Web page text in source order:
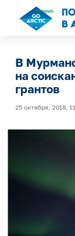
В
на
грантов
25 октября, 2018,